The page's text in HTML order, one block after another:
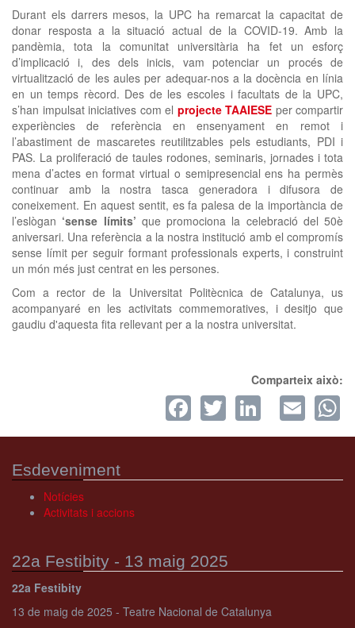
Durant els darrers mesos, la UPC ha remarcat la capacitat de
donar resposta a la situació actual de la COVID-19. Amb la
pandèmia, tota la comunitat universitària ha fet un esforç
d’implicació i, des dels inicis, vam potenciar un procés de
virtualització de les aules per adequar-nos a la docència en línia
en un temps rècord. Des de les escoles i facultats de la UPC,
s’han impulsat iniciatives com el projecte TAAIESE per compartir
experiències de referència en ensenyament en remot i
l’abastiment de mascaretes reutilitzables pels estudiants, PDI i
PAS. La proliferació de taules rodones, seminaris, jornades i tota
mena d’actes en format virtual o semipresencial ens ha permès
continuar amb la nostra tasca generadora i difusora de
coneixement. En aquest sentit, es fa palesa de la importància de
l’eslògan ‘sense límits’ que promociona la celebració del 50è
aniversari. Una referència a la nostra institució amb el compromís
sense límit per seguir formant professionals experts, i construint
un món més just centrat en les persones.
Com a rector de la Universitat Politècnica de Catalunya, us
acompanyaré en les activitats commemoratives, i desitjo que
gaudiu d'aquesta fita rellevant per a la nostra universitat.
Comparteix això:
Facebook
Twitter
Esdeveniment
Notícies
Activitats i accions
22a Festibity - 13 maig 2025
22a Festibity
13 de maig de 2025 - Teatre Nacional de Catalunya